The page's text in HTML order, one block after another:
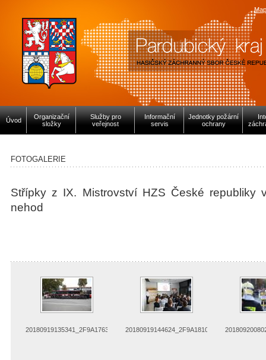
Úvod
Organizační
složky
Služby pro
veřejnost
Informační
servis
Jednotky požární
ochrany
FOTOGALERIE
Střípky z IX. Mistrovství HZS České republiky
nehod
20180919135341_2F9A1763 20180919144624_2F9A1810